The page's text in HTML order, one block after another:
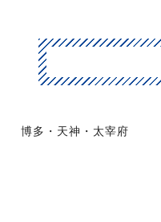
博多・天神・太宰府